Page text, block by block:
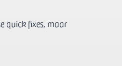
quick fixes, maar